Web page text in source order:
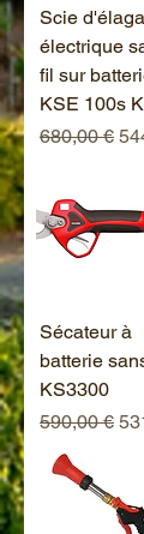
Scie
électrique
fil sur
KSE 100s
Prix original
680,00 €
Sécateur à
batterie
KS3300
Prix original
590,00 €